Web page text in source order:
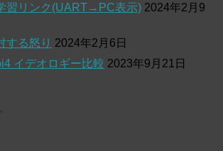
習リンク(UART→PC表示) 2024年2月9
する怒り 2024年2月6日
イデオロギー比較 2023年9月21日